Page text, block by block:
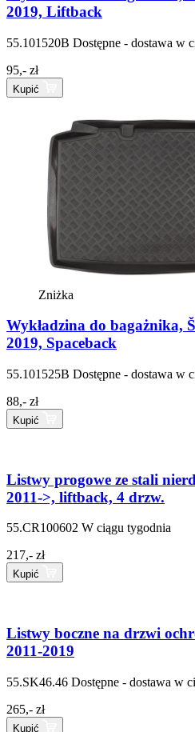
2019, Liftback
55.101520B Dostępne - dostawa w
95,- zł
Kupić
Zniżka
Wykładzina do bagażnika,
2019, Spaceback
55.101525B Dostępne - dostawa w
88,- zł
Kupić
Listwy progowe ze stali
2011->, liftback, 4 drzw.
55.CR100602 W ciągu tygodnia
217,- zł
Kupić
Listwy boczne na drzwi
2011-2019
55.SK46.46 Dostępne - dostawa w
265,- zł
Kupić